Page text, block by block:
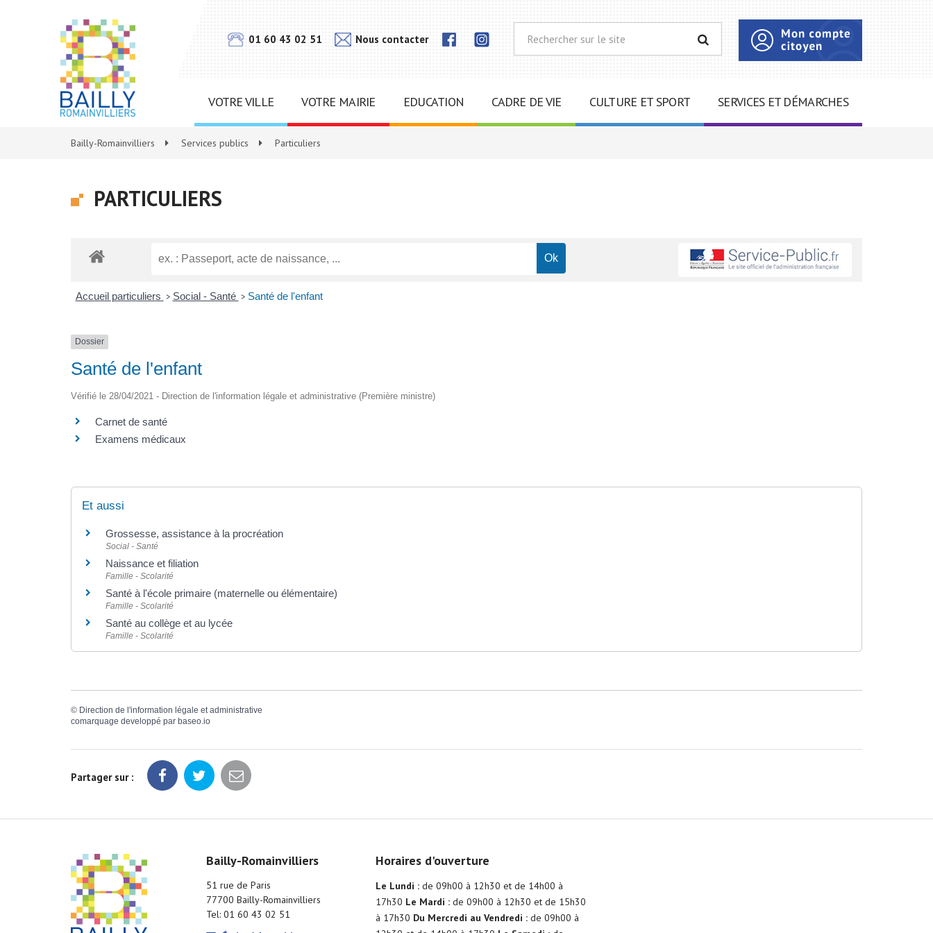
01 60 43 02 51 Nous contacter
Lien
Facebook
RECHERCHER
VOTRE VILLE VOTRE MAIRIE EDUCATION CADRE DE VIE CULTURE ET SPORT SERVICES ET DÉMARCHES
Bailly-Romainvilliers Services publics Particuliers
PARTICULIERS
Accueil particuliers > Social - Santé > Santé de l'enfant
Dossier
Santé de l'enfant
Vérifié le 28/04/2021 - Direction de l'information légale et administrative (Première ministre)
Carnet de santé
Examens médicaux
Et aussi
Grossesse, assistance à la procréation
Social - Santé
Naissance et filiation
Famille - Scolarité
Santé à l'école primaire (maternelle ou élémentaire)
Famille - Scolarité
Santé au collège et au lycée
Famille - Scolarité
© Direction de l'information légale et administrative
comarquage developpé par baseo.io
Partager sur :
Bailly-Romainvilliers
51 rue de Paris
77700 Bailly-Romainvilliers
Tel: 01 60 43 02 51
Horaires d'ouverture
Le Lundi :de 09h00 à 12h30 et de 14h00 à
17h30 Le Mardi :de 09h00 à 12h30 et de 15h30
à 17h30 Du Mercredi au Vendredi :de 09h00 à